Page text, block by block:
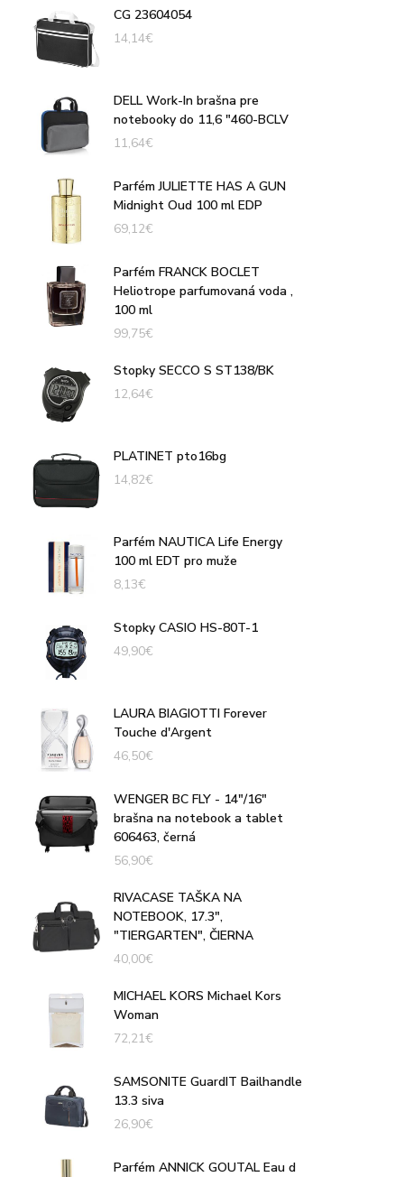
CG 23604054
14,14€
DELL Work-In brašna pre
notebooky do 11,6 "460-BCLV
11,64€
Parfém JULIETTE HAS A GUN
Midnight Oud 100 ml EDP
69,12€
Parfém FRANCK BOCLET
Heliotrope parfumovaná voda ,
100 ml
99,75€
Stopky SECCO S ST138/BK
12,64€
PLATINET pto16bg
14,82€
Parfém NAUTICA Life Energy
100 ml EDT pro muže
8,13€
Stopky CASIO HS-80T-1
49,90€
LAURA BIAGIOTTI Forever
Touche d'Argent
46,50€
WENGER BC FLY - 14"/16"
brašna na notebook a tablet
606463, černá
56,90€
RIVACASE TAŠKA NA
NOTEBOOK, 17.3",
"TIERGARTEN", ČIERNA
40,00€
MICHAEL KORS Michael Kors
Woman
72,21€
SAMSONITE GuardIT Bailhandle
13.3 siva
26,90€
Parfém ANNICK GOUTAL Eau d